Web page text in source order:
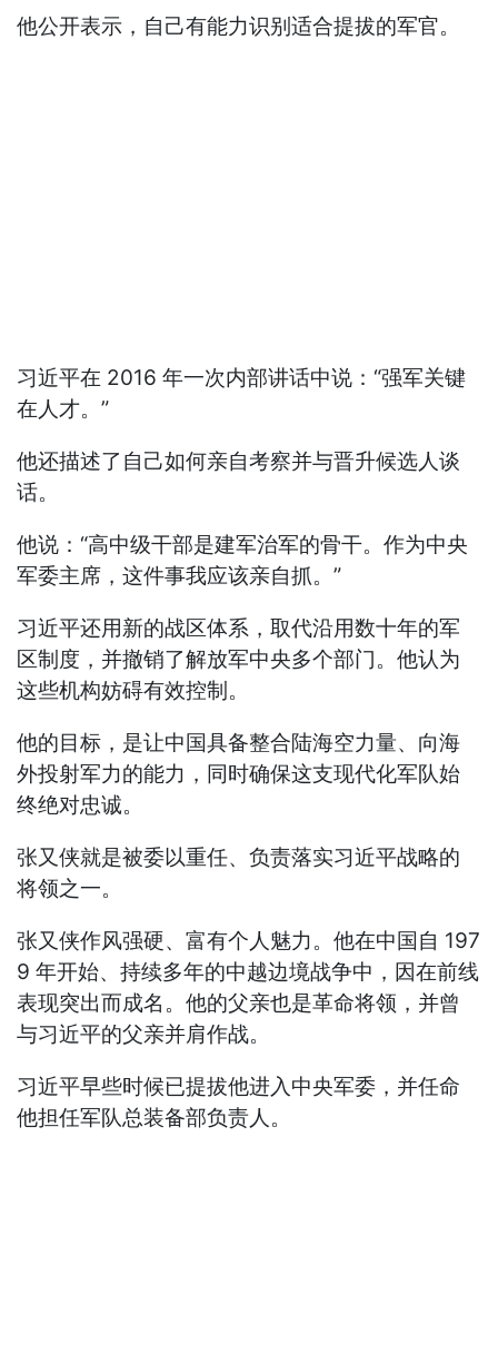
他公开表示，自己有能力识别适合提拔的军官。
习近平在 2016 年一次内部讲话中说：“强军关键
在人才。”
他还描述了自己如何亲自考察并与晋升候选人谈
话。
他说：“高中级干部是建军治军的骨干。作为中央
军委主席，这件事我应该亲自抓。”
习近平还用新的战区体系，取代沿用数十年的军
区制度，并撤销了解放军中央多个部门。他认为
这些机构妨碍有效控制。
他的目标，是让中国具备整合陆海空力量、向海
外投射军力的能力，同时确保这支现代化军队始
终绝对忠诚。
张又侠就是被委以重任、负责落实习近平战略的
将领之一。
张又侠作风强硬、富有个人魅力。他在中国自 197
9 年开始、持续多年的中越边境战争中，因在前线
表现突出而成名。他的父亲也是革命将领，并曾
与习近平的父亲并肩作战。
习近平早些时候已提拔他进入中央军委，并任命
他担任军队总装备部负责人。